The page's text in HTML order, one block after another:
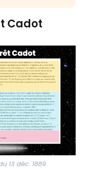
Cadot
13 déc. 1889